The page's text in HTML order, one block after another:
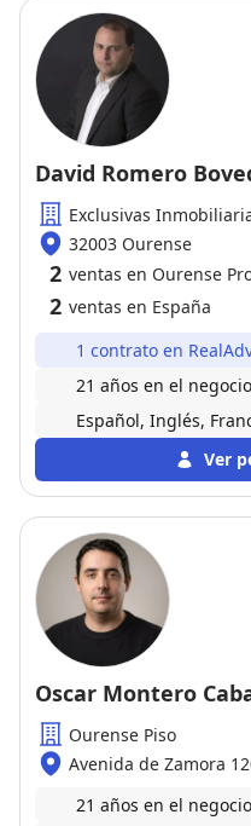
David Romero
Exclusivas
32003 Ourense
2 ventas en Ourense
2 ventas en España
1 contrato en
21 años en el negocio
Español, Inglés,
Ver
Oscar Montero
Ourense Piso
Avenida de Zamora
21 años en el negocio